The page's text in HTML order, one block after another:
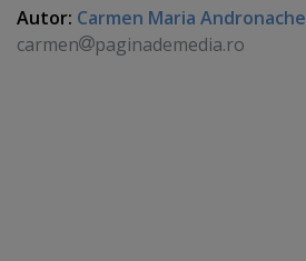
Autor: Carmen Maria Andronache
carmen
paginademedia.ro